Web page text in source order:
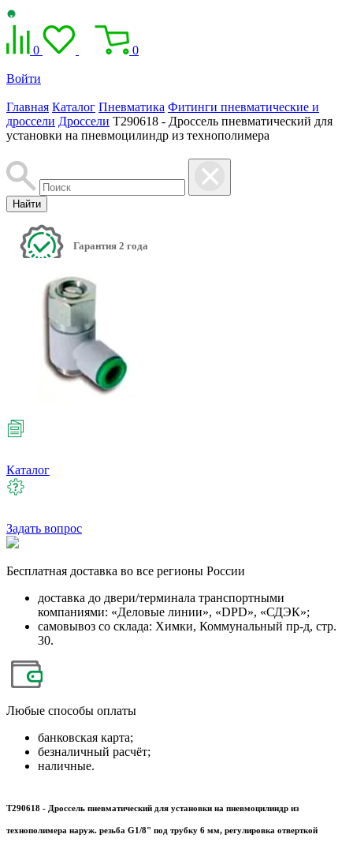
0 0
Войти
Главная Каталог Пневматика Фитинги пневматические и
дроссели Дроссели T290618 - Дроcсель пневматический для
установки на пневмоцилиндр из технополимера
Найти
Гарантия 2 года
Каталог
Задать вопрос
Бесплатная доставка во все регионы России
доставка до двери/терминала транспортными
компаниями: «Деловые линии», «DPD», «СДЭК»;
самовывоз со склада: Химки, Коммунальный пр-д, стр.
30.
Любые способы оплаты
банковская карта;
безналичный расчёт;
наличные.
T290618 - Дроcсель пневматический для установки на пневмоцилиндр из
технополимера наруж. резьба G1/8" под трубку 6 мм, регулировка отверткой